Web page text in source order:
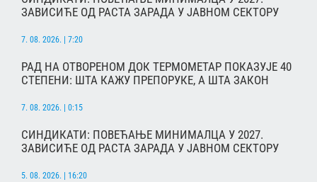
ЗАВИСИЋЕ ОД РАСТА ЗАРАДА У ЈАВНОМ СЕКТОРУ
7. 08. 2026. | 7:20
РАД НА ОТВОРЕНОМ ДОК ТЕРМОМЕТАР ПОКАЗУЈЕ 40
СТЕПЕНИ: ШТА КАЖУ ПРЕПОРУКЕ, А ШТА ЗАКОН
7. 08. 2026. | 0:15
СИНДИКАТИ: ПОВЕЋАЊЕ МИНИМАЛЦА У 2027.
ЗАВИСИЋЕ ОД РАСТА ЗАРАДА У ЈАВНОМ СЕКТОРУ
5. 08. 2026. | 16:20